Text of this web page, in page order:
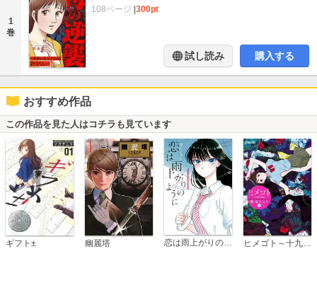
1
巻
108ページ 300pt
試し読み 購入する
おすすめ作品
この作品を見た人はコチラも見ています
ギフト± 幽麗塔 恋は雨上がりのように